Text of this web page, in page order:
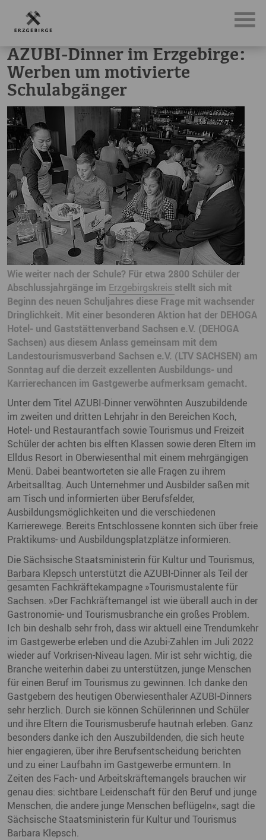
News, Neuigkeiten & Nachrichten aus dem Erzgebirge
AZUBI-Dinner im Erzgebirge:
Werben um motivierte
Schulabgänger
Wie weiter nach der Schule? Für etwa 2800 Schüler der
Abschlussjahrgänge im Erzgebirgskreis stellt sich mit
Beginn des neuen Schuljahres diese Frage mit wachsender
Dringlichkeit. Mit einer besonderen Aktion hat der DEHOGA
Hotel- und Gaststättenverband Sachsen e.V. (DEHOGA
Sachsen) aus diesem Anlass gemeinsam mit dem
Landestourismusverband Sachsen e.V. (LTV SACHSEN) am
Sonntag auf die derzeit exzellenten Ausbildungs- und
Karrierechancen im Gastgewerbe aufmerksam gemacht.
Unter dem Titel AZUBI-Dinner verwöhnten Auszubildende
im zweiten und dritten Lehrjahr in den Bereichen Koch,
Hotel- und Restaurantfach sowie Tourismus und Freizeit
Schüler der achten bis elften Klassen sowie deren Eltern im
Elldus Resort in Oberwiesenthal mit einem mehrgängigen
Menü. Dabei beantworteten sie alle Fragen zu ihrem
Arbeitsalltag. Auch Unternehmer und Ausbilder saßen mit
am Tisch und informierten über Berufsfelder,
Ausbildungsmöglichkeiten und die verschiedenen
Karrierewege. Bereits Entschlossene konnten sich über freie
Praktikums- und Ausbildungsplatzplätze informieren.
Die Sächsische Staatsministerin für Kultur und Tourismus,
Barbara Klepsch unterstützt die AZUBI-Dinner als Teil der
gesamten Fachkräftekampagne »Tourismustalente für
Sachsen. »Der Fachkräftemangel ist wie überall auch in der
Gastronomie- und Tourismusbranche ein großes Problem.
Ich bin deshalb sehr froh, dass wir aktuell eine Trendumkehr
im Gastgewerbe erleben und die Azubi-Zahlen im Juli 2022
wieder auf Vorkrisen-Niveau lagen. Mir ist sehr wichtig, die
Branche weiterhin dabei zu unterstützen, junge Menschen
für einen Beruf im Tourismus zu gewinnen. Ich danke den
Gastgebern des heutigen Oberwiesenthaler AZUBI-Dinners
sehr herzlich. Durch sie können Schülerinnen und Schüler
und ihre Eltern die Tourismusberufe hautnah erleben. Ganz
besonders danke ich den Auszubildenden, die sich heute
hier engagieren, über ihre Berufsentscheidung berichten
und zu einer Laufbahn im Gastgewerbe ermuntern. In
Zeiten des Fach- und Arbeitskräftemangels brauchen wir
genau dies: sichtbare Leidenschaft für den Beruf und junge
Menschen, die andere junge Menschen beflügeln«, sagt die
Sächsische Staatsministerin für Kultur und Tourismus
Barbara Klepsch.